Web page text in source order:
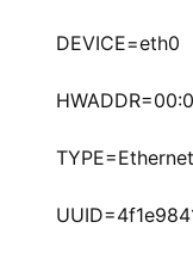
DEVICE=eth0
TYPE=Ethernet